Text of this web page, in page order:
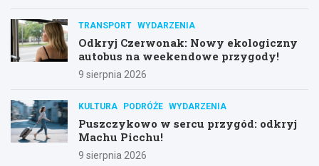
TRANSPORT WYDARZENIA
Odkryj Czerwonak: Nowy ekologiczny
autobus na weekendowe przygody!
9 sierpnia 2026
KULTURA PODRÓŻE WYDARZENIA
Puszczykowo w sercu przygód: odkryj
Machu Picchu!
9 sierpnia 2026